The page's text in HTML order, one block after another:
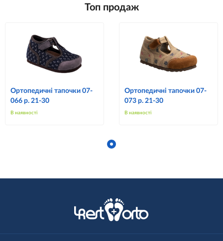
Топ продаж
Ортопедичні тапочки 07-
066 р. 21-30
В наявності
Ортопедичні тапочки 07-
073 р. 21-30
В наявності